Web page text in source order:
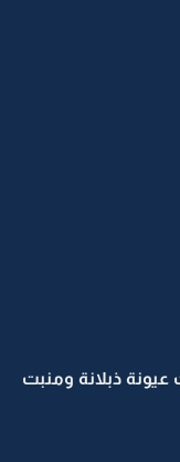
ذبلانة ومنبت